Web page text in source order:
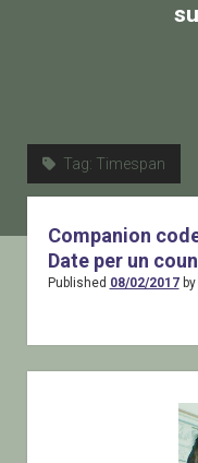
Tag: Timespan
Companion
Date per un
Published 08/02/2017by